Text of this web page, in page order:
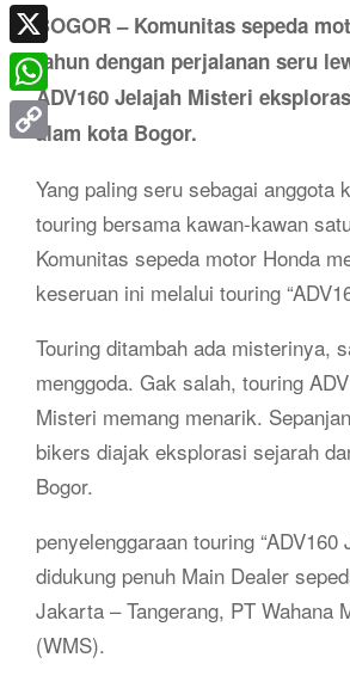
BOGOR – Komunitas sepeda
tahun dengan perjalanan seru
ADV160 Jelajah Misteri
alam kota Bogor.
Yang paling seru sebagai anggota
touring bersama kawan-kawan
Komunitas sepeda motor Honda
keseruan ini melalui touring
Touring ditambah ada misterinya,
menggoda. Gak salah, touring
Misteri memang menarik.
bikers diajak eksplorasi sejarah
Bogor.
penyelenggaraan touring “ADV160
didukung penuh Main Dealer
Jakarta – Tangerang, PT Wahana
(WMS).
Facebook
X
WhatsApp
Link